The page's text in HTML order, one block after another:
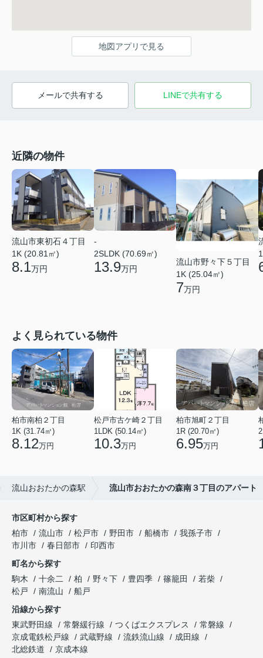
地図アプリで見る
メールで共有する LINEで共有する
近隣の物件
流山市東初石４丁目
1K (20.81㎡)
8.1万円
-
2SLDK (70.69㎡)
13.9万円
流山市野々下５丁目
1K (25.04㎡)
7万円
よく見られている物件
柏市南柏２丁目
1K (31.74㎡)
8.12万円
松戸市古ケ崎２丁目
1LDK (50.14㎡)
10.3万円
柏市旭町２丁目
1R (20.70㎡)
6.95万円
流山おおたかの森駅 流山市おおたかの森南３丁目のアパート
市区町村から探す
柏市
流山市 松戸市 野田市 船橋市
我孫子市
市川市
春日部市
印西市
町名から探す
駒木
十余二 柏 野々下 豊四季 篠籠田
若柴
松戸
南流山
船戸
沿線から探す
東武野田線
常磐緩行線 つくばエクスプレス
常磐線
京成電鉄松戸線
武蔵野線 流鉄流山線
成田線
北総鉄道
京成本線